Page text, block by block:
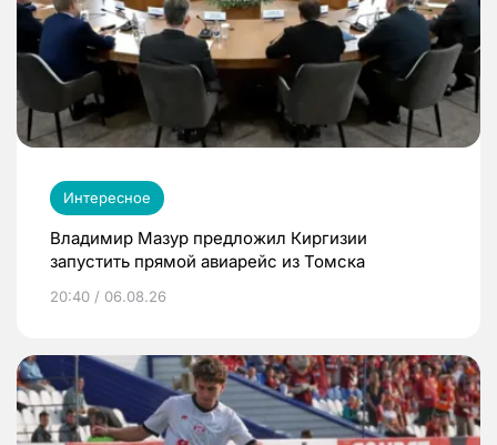
Интересное
Владимир Мазур предложил Киргизии
запустить прямой авиарейс из Томска
20:40 / 06.08.26